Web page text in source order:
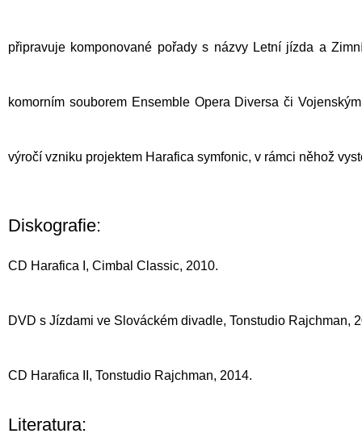
připravuje komponované pořady s názvy Letní jízda a
komorním souborem Ensemble Opera Diversa či
výročí vzniku projektem Harafica symfonic, v rámci něhož
Diskografie:
CD Harafica I, Cimbal Classic, 2010.
DVD s Jízdami ve Slováckém divadle, Tonstudio Rajchman,
CD Harafica II, Tonstudio Rajchman, 2014.
Literatura: